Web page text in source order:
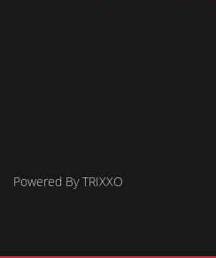
Powered By TRIXXO